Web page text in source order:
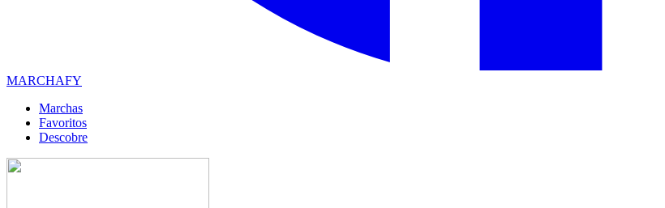
MARCHAFY
Marchas
Favoritos
Descobre